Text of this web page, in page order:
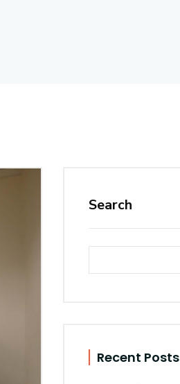
Search
Recent Posts